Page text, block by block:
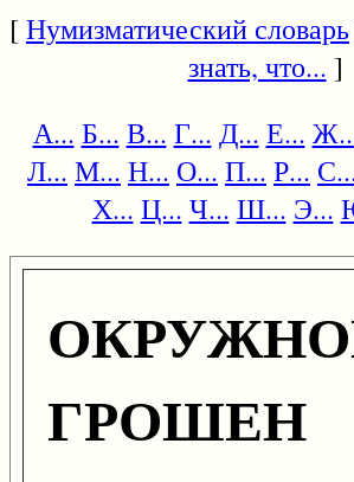
[Нумизматический словарь
знать, что... ]
А... Б... В... Г... Д... Е...
Л... М... Н... О... П... Р...
Х... Ц... Ч... Ш... Э...
ГРОШЕН